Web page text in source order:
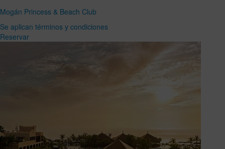
Mogán Princess & Beach Club
Se aplican términos y condiciones
Reservar